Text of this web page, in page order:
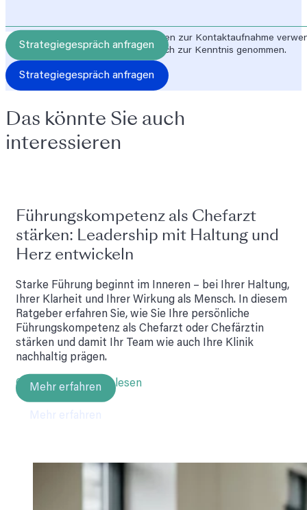
Ich stimme zu, dass meine Angaben zur Kontaktaufnahme
DieDatenschutzerklärunghabe ich zur Kenntnis genommen.
Strategiegespräch anfragen
Das könnte Sie auch
interessieren
Führungskompetenz als Chefarzt
stärken: Leadership mit Haltung und
Herz entwickeln
Starke Führung beginnt im Inneren – bei Ihrer Haltung,
Ihrer Klarheit und Ihrer Wirkung als Mensch. In diesem
Ratgeber erfahren Sie, wie Sie Ihre persönliche
Führungskompetenz als Chefarzt oder Chefärztin
stärken und damit Ihr Team wie auch Ihre Klinik
nachhaltig prägen.
02.05.2025 • 4 Min lesen
Mehr erfahren